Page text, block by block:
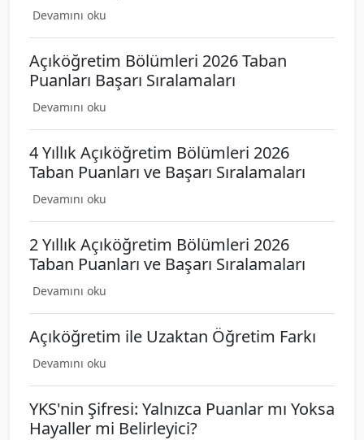
Devamını oku
Açıköğretim Bölümleri 2026 Taban
Puanları Başarı Sıralamaları
Devamını oku
4 Yıllık Açıköğretim Bölümleri 2026
Taban Puanları ve Başarı Sıralamaları
Devamını oku
2 Yıllık Açıköğretim Bölümleri 2026
Taban Puanları ve Başarı Sıralamaları
Devamını oku
Açıköğretim ile Uzaktan Öğretim Farkı
Devamını oku
YKS'nin Şifresi: Yalnızca Puanlar mı Yoksa
Hayaller mi Belirleyici?